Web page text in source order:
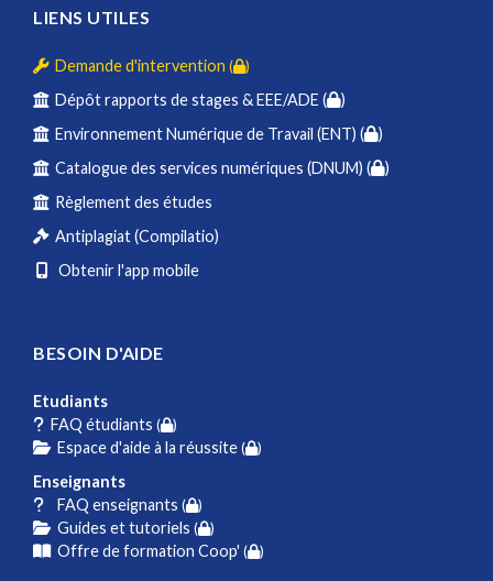
LIENS UTILES
Demande d'intervention ( )
Dépôt rapports de stages & EEE/ADE (
)
Environnement Numérique de Travail (ENT) (
)
Catalogue des services numériques (DNUM) (
)
Règlement des études
Antiplagiat (Compilatio)
Obtenir l'app mobile
BESOIN D'AIDE
Etudiants
FAQ étudiants ( )
Espace d'aide à la réussite( )
Enseignants
FAQ enseignants ( )
Guides et tutoriels ( )
Offre de formation Coop' ( )